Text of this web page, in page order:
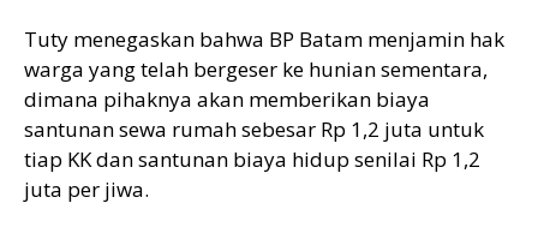
Tuty menegaskan bahwa BP Batam menjamin hak
warga yang telah bergeser ke hunian sementara,
dimana pihaknya akan memberikan biaya
santunan sewa rumah sebesar Rp 1,2 juta untuk
tiap KK dan santunan biaya hidup senilai Rp 1,2
juta per jiwa.